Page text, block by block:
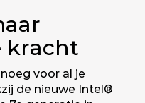
kracht
voor al je
de nieuwe Intel®